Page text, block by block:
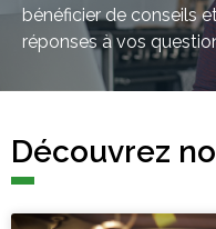
bénéficier de conseils
réponses à vos
Découvrez